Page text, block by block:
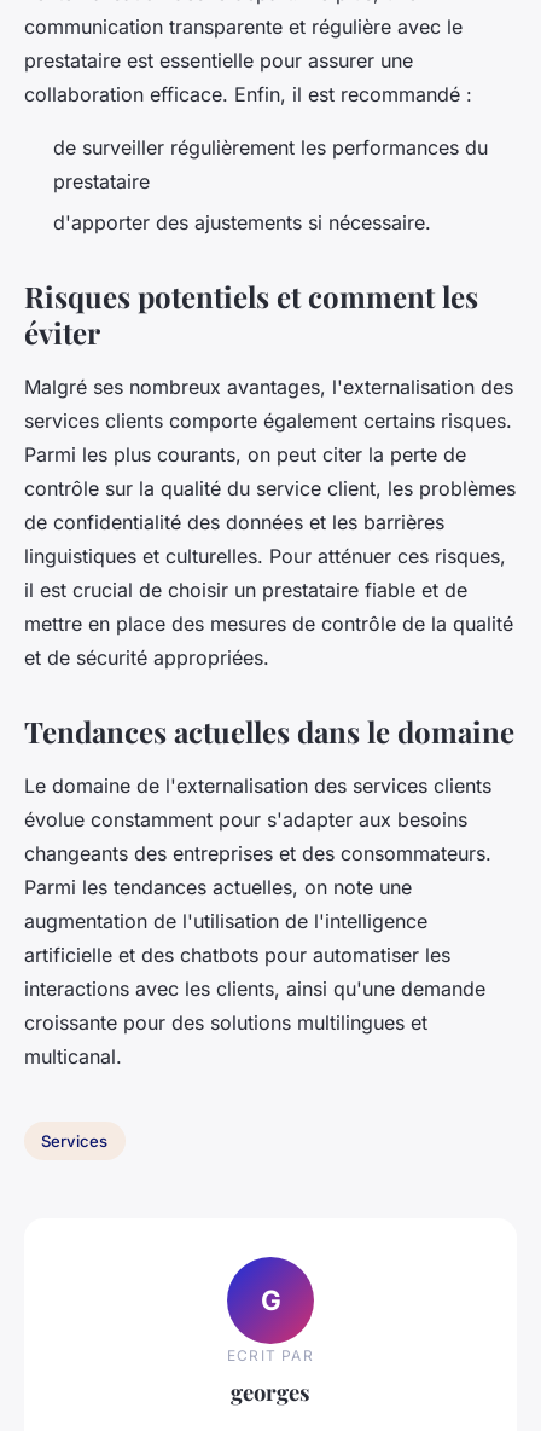
communication transparente et régulière avec le
prestataire est essentielle pour assurer une
collaboration efficace. Enfin, il est recommandé :
de surveiller régulièrement les performances du
prestataire
d'apporter des ajustements si nécessaire.
Risques potentiels et comment les
éviter
Malgré ses nombreux avantages, l'externalisation des
services clients comporte également certains risques.
Parmi les plus courants, on peut citer la perte de
contrôle sur la qualité du service client, les problèmes
de confidentialité des données et les barrières
linguistiques et culturelles. Pour atténuer ces risques,
il est crucial de choisir un prestataire fiable et de
mettre en place des mesures de contrôle de la qualité
et de sécurité appropriées.
Tendances actuelles dans le domaine
Le domaine de l'externalisation des services clients
évolue constamment pour s'adapter aux besoins
changeants des entreprises et des consommateurs.
Parmi les tendances actuelles, on note une
augmentation de l'utilisation de l'intelligence
artificielle et des chatbots pour automatiser les
interactions avec les clients, ainsi qu'une demande
croissante pour des solutions multilingues et
multicanal.
Services
G
ECRIT PAR
georges